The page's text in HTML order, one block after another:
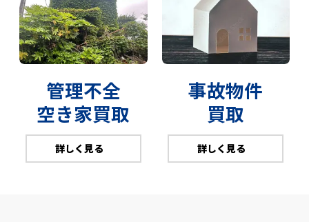
管理不全
空き家買取
詳しく見る
事故物件
買取
詳しく見る